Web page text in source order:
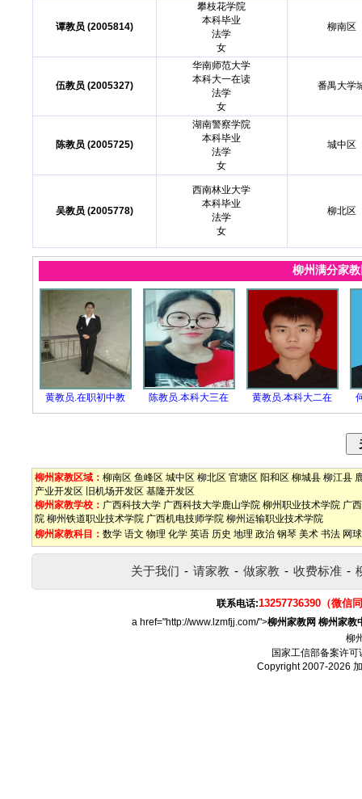
谭教员 (2005814)
攀枝花学院
本科毕业
法学
女
柳南区
伍教员 (2005327)
华南师范大学
本科大一在读
法学
女
番禺大学
陈教员 (2005725)
湖南警察学院
本科毕业
法学
女
城中区
吴教员 (2005778)
西南林业大学
本科毕业
法学
女
柳北区
柳州满分家
黄教员.在职初中教 陈教员.本科大三在 黄教员.本科大二在
柳州家教区域： 柳南区 鱼峰区 城中区 柳北区 官塘区 阳和区 柳城县 柳江县
产业开发区
旧机场开发区 基隆开发区
柳州家教学校： 广西科技大学 广西科技大学鹿山学院 柳州职业技术学院 广
院 柳州铁道职业技术学院 广西机电技师学院 柳州运输职业技术学院
柳州家教科目： 数学 语文 物理 化学 英语 历史 地理 政治 钢琴 美术 书法 网球
关于我们 - 请家教 - 做家教 - 收费标准 -
联系电话:13257736390（微信
a href="http://www.lzmfjj.com/">柳州家教网 柳州家教
柳
国家工信部备案许可
Copyright 2007-2026